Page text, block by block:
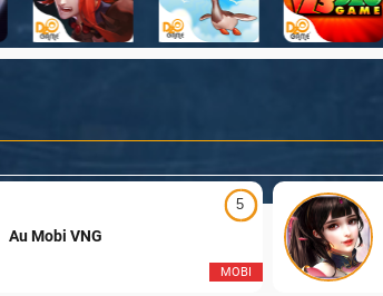
5
MOBI
Au Mobi VNG